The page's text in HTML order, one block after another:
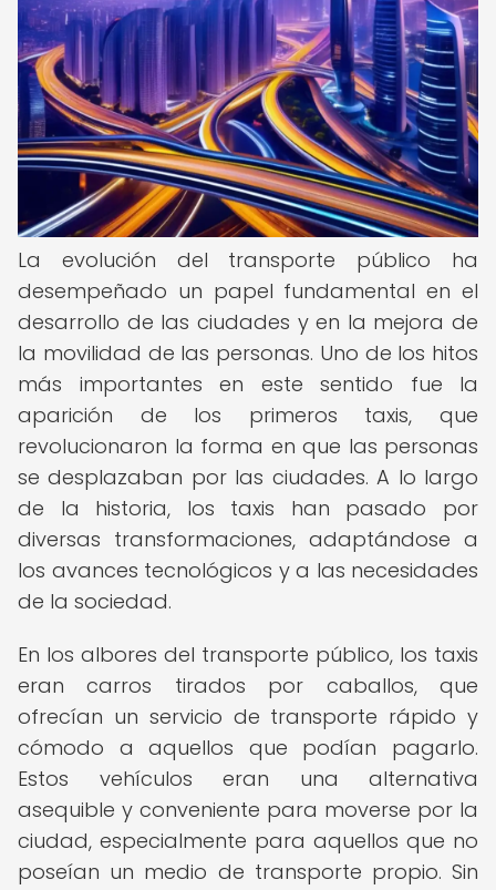
La evolución del transporte público ha
desempeñado un papel fundamental en el
desarrollo de las ciudades y en la mejora de
la movilidad de las personas. Uno de los hitos
más importantes en este sentido fue la
aparición de los primeros taxis, que
revolucionaron la forma en que las personas
se desplazaban por las ciudades. A lo largo
de la historia, los taxis han pasado por
diversas transformaciones, adaptándose a
los avances tecnológicos y a las necesidades
de la sociedad.
En los albores del transporte público, los taxis
eran carros tirados por caballos, que
ofrecían un servicio de transporte rápido y
cómodo a aquellos que podían pagarlo.
Estos vehículos eran una alternativa
asequible y conveniente para moverse por la
ciudad, especialmente para aquellos que no
poseían un medio de transporte propio. Sin